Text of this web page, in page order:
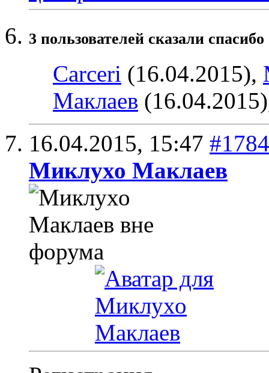
3 пользователей сказали
Carceri (16.04.2015),
Маклаев
16.04.2015, 15:47 #1784
Миклухо Маклаев